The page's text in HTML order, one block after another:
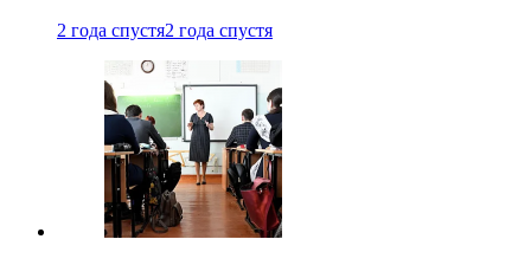
2 года спустя2 года спустя